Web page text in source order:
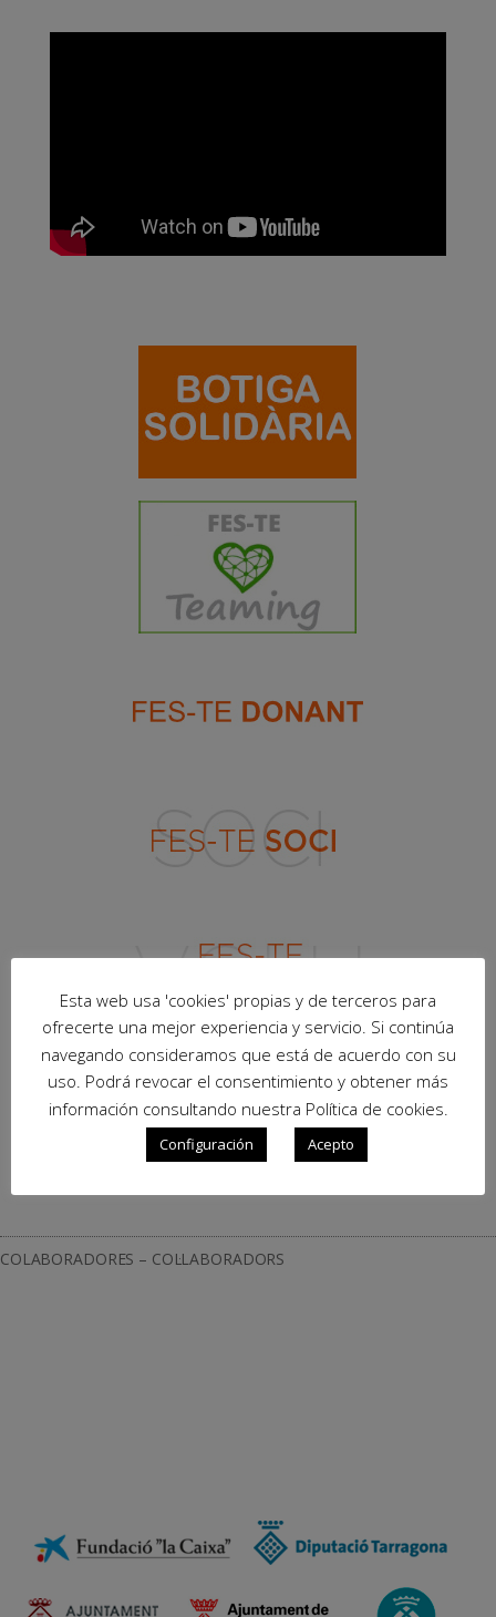
COLABORADORES – COL·LABORADORS
Esta web usa 'cookies' propias y de terceros para
ofrecerte una mejor experiencia y servicio. Si continúa
navegando consideramos que está de acuerdo con su
uso. Podrá revocar el consentimiento y obtener más
información consultando nuestra Política de cookies.
Configuración Acepto